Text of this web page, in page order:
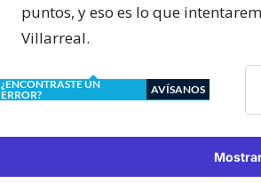
puntos, y eso es lo que
Villarreal.
¿ENCONTRASTE UN
ERROR?
AVÍSANOS